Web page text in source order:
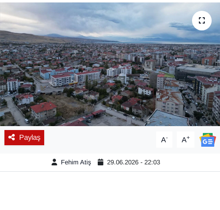
Paylaş A- A+
Fehim Atiş 29.06.2026 - 22:03
Diğer
DÜNYA
EĞİTİM
EKONOMİ
Eleman
En çok konuşulanlar